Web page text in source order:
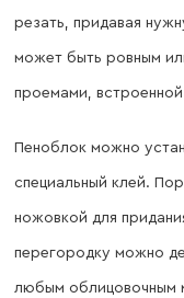
резать, придавая
может быть ровным
проемами,
Пеноблок можно
специальный клей.
ножовкой для
перегородку можно
любым облицовочным